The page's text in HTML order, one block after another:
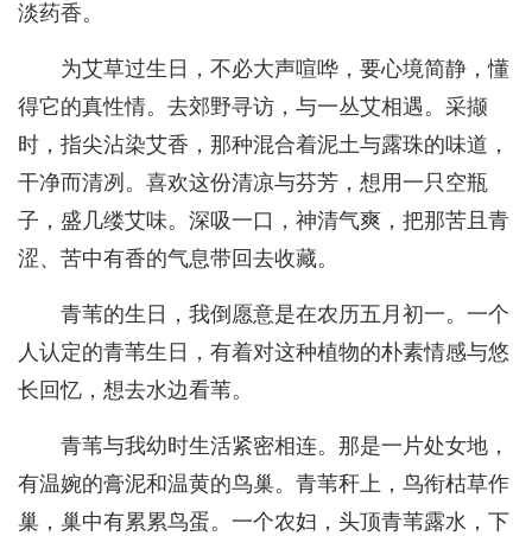
淡药香。
为艾草过生日，不必大声喧哗，要心境简静，懂
得它的真性情。去郊野寻访，与一丛艾相遇。采撷
时，指尖沾染艾香，那种混合着泥土与露珠的味道，
干净而清冽。喜欢这份清凉与芬芳，想用一只空瓶
子，盛几缕艾味。深吸一口，神清气爽，把那苦且青
涩、苦中有香的气息带回去收藏。
青苇的生日，我倒愿意是在农历五月初一。一个
人认定的青苇生日，有着对这种植物的朴素情感与悠
长回忆，想去水边看苇。
青苇与我幼时生活紧密相连。那是一片处女地，
有温婉的膏泥和温黄的鸟巢。青苇秆上，鸟衔枯草作
巢，巢中有累累鸟蛋。一个农妇，头顶青苇露水，下